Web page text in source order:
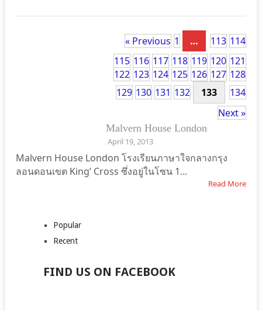
« Previous 1 … 113 114
115 116 117 118 119 120 121
122 123 124 125 126 127 128
129 130 131 132 133
134
Next »
Malvern House London
April 19, 2013
Malvern House London โรงเรียนภาษาใจกลางกรุง
ลอนดอนเขต King’ Cross ซึ่งอยู่ในโซน 1...
Read More
Popular
Recent
FIND US ON FACEBOOK